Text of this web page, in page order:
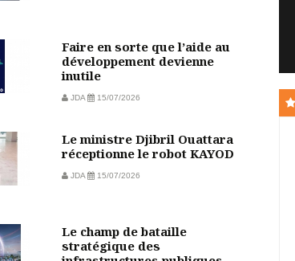
Faire en sorte que l’aide au
développement devienne
inutile
JDA 15/07/2026
Le ministre Djibril Ouattara
réceptionne le robot KAYOD
JDA 15/07/2026
Le champ de bataille
stratégique des